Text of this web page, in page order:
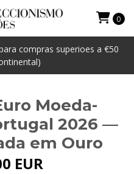
compras superioes a €50
0
Moeda-
2026 —
em Ouro
EUR